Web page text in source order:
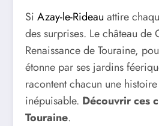
Si Azay-le-Rideau attire
des surprises. Le château
Renaissance de Touraine,
étonne par ses jardins
racontent chacun une
inépuisable. Découvrir ces
Touraine.